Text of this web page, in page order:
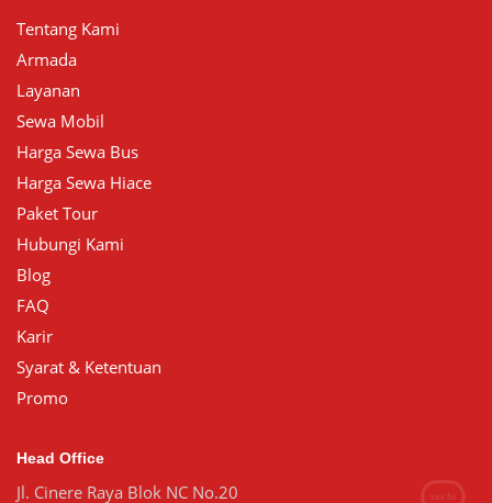
Tentang Kami
Armada
Layanan
Sewa Mobil
Harga Sewa Bus
Harga Sewa Hiace
Paket Tour
Hubungi Kami
Blog
FAQ
Karir
Syarat & Ketentuan
Promo
Head Office
Jl. Cinere Raya Blok NC No.20